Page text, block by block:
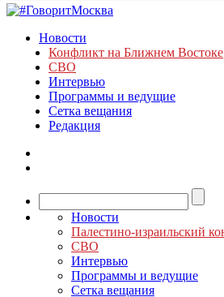
Новости
Конфликт на Ближнем Востоке
СВО
Интервью
Программы и ведущие
Сетка вещания
Редакция
Новости
Палестино-израильский
СВО
Интервью
Программы и ведущие
Сетка вещания